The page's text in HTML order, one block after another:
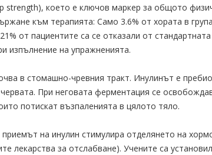
strength), което е ключов маркер за общото
към терапията: Само 3.6% от хората в
от пациентите са се отказали от
изпълнение на упражненията.
в стомашно-чревния тракт. Инулинът е
При неговата ферментация се
потискат възпаленията в цялото тяло.
на инулин стимулира отделянето на
лекарства за отслабване). Учените са